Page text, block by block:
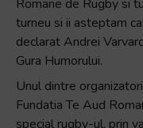
interact
with
the
content.
Romane de Rugby si
turneu si ii asteptam
declarat Andrei
Gura Humorului.
Unul dintre
Fundatia Te Aud
special rugby-ul, prin